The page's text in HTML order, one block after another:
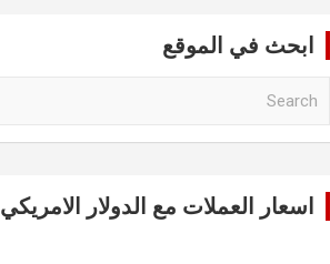
ابحث في الموقع
اسعار العملات مع الدولار الامريكي